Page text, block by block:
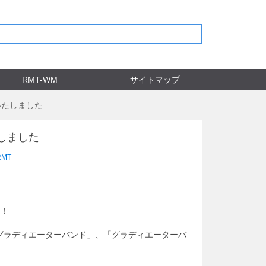
RMT-WM サイトマップ
しました
ました
ディエーターバンド」、
「グラディエーターバ